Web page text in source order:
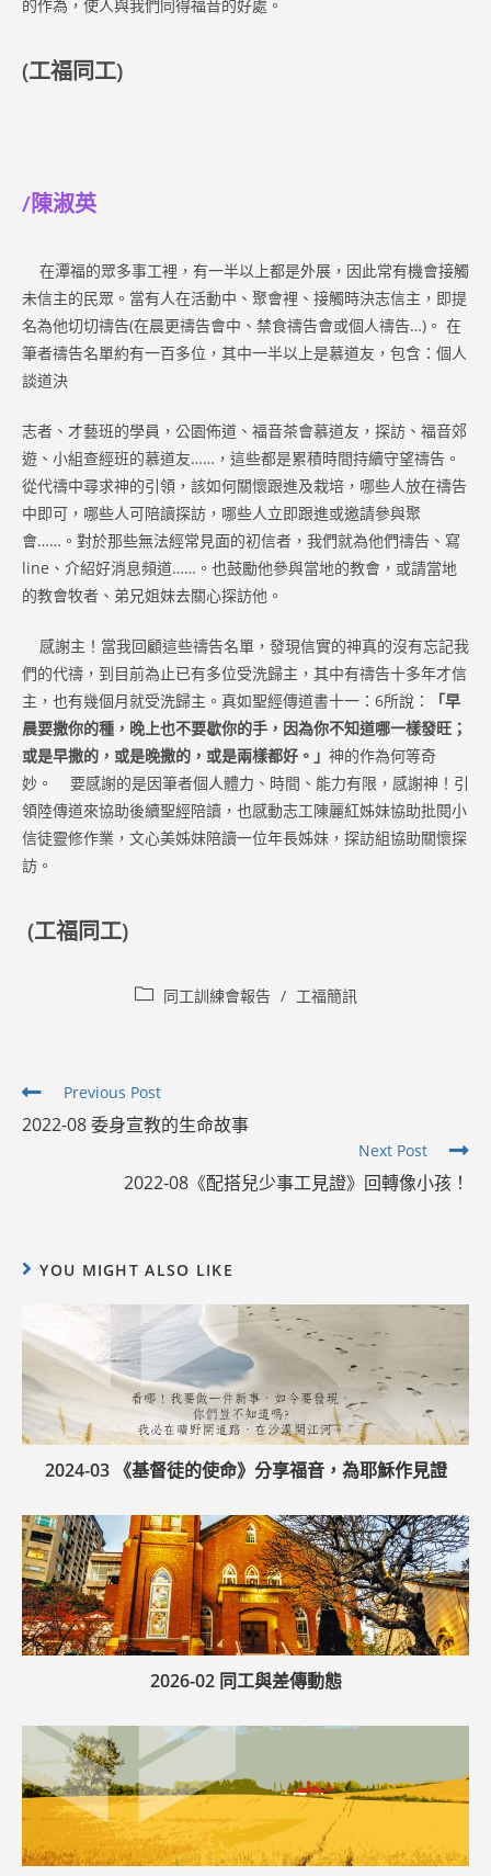
的作為，使人與我們同得福音的好處。
(工福同工)
/陳淑英
在潭福的眾多事工裡，有一半以上都是外展，因此常有機會接觸
未信主的民眾。當有人在活動中、聚會裡、接觸時決志信主，即提
名為他切切禱告(在晨更禱告會中、禁食禱告會或個人禱告…)。 在
筆者禱告名單約有一百多位，其中一半以上是慕道友，包含：個人
談道決
志者、才藝班的學員，公園佈道、福音茶會慕道友，探訪、福音郊
遊、小組查經班的慕道友……，這些都是累積時間持續守望禱告。
從代禱中尋求神的引領，該如何關懷跟進及栽培，哪些人放在禱告
中即可，哪些人可陪讀探訪，哪些人立即跟進或邀請參與聚
會……。對於那些無法經常見面的初信者，我們就為他們禱告、寫
line、介紹好消息頻道……。也鼓勵他參與當地的教會，或請當地
的教會牧者、弟兄姐妹去關心探訪他。
感謝主！當我回顧這些禱告名單，發現信實的神真的沒有忘記我
們的代禱，到目前為止已有多位受洗歸主，其中有禱告十多年才信
主，也有幾個月就受洗歸主。真如聖經傳道書十一：6所說：
「早
晨要撒你的種，晚上也不要歇你的手，因為你不知道哪一樣發旺；
或是早撒的，或是晚撒的，或是兩樣都好。」 神的作為何等奇
妙。 要感謝的是因筆者個人體力、時間、能力有限，感謝神！引
領陸傳道來協助後續聖經陪讀，也感動志工陳麗紅姊妹協助批閱小
信徒靈修作業，文心美姊妹陪讀一位年長姊妹，探訪組協助關懷探
訪。
(工福同工)
Post 同工訓練會報告 / 工福簡訊
Read
articles
Previous Post
2022-08 委身宣教的生命故事
Next Post
2022-08《配搭兒少事工見證》回轉像小孩！
YOU MIGHT ALSO LIKE
2024-03 《基督徒的使命》分享福音，為耶穌作見證
2026-02 同工與差傳動態